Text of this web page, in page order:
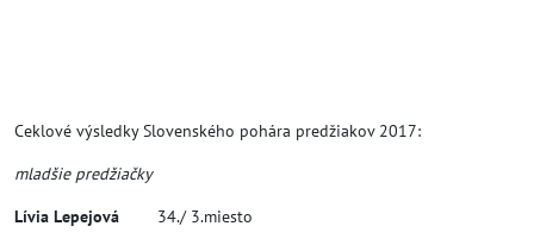
Ceklové výsledky Slovenského pohára predžiakov 2017:
mladšie predžiačky
Lívia Lepejová 34./ 3.miesto